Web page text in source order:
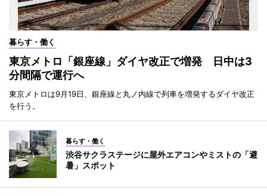
暮らす・働く
東京メトロ「銀座線」ダイヤ改正で増発 日中は3
分間隔で運行へ
東京メトロは9月19日、銀座線と丸ノ内線で列車を増発するダイヤ改正
を行う。
暮らす・働く
渋谷サクラステージに屋外エアコンやミストの「避
暑」スポット